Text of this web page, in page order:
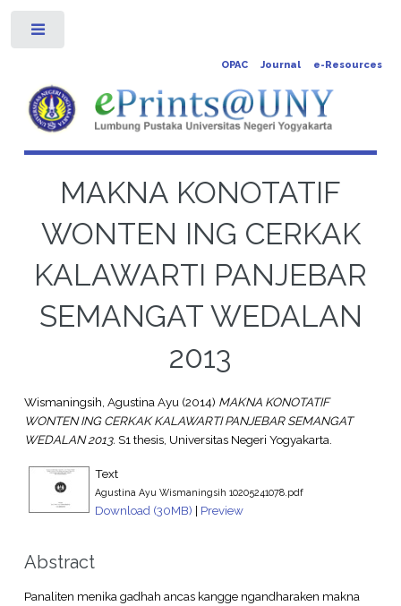
OPAC Journal e-Resources
MAKNA KONOTATIF
WONTEN ING CERKAK
KALAWARTI PANJEBAR
SEMANGAT WEDALAN
2013
Wismaningsih, Agustina Ayu(2014) MAKNA KONOTATIF
WONTEN ING CERKAK KALAWARTI PANJEBAR SEMANGAT
WEDALAN 2013. S1 thesis, Universitas Negeri Yogyakarta.
Text
Agustina Ayu Wismaningsih 10205241078.pdf
Download (30MB) | Preview
Abstract
Panaliten menika gadhah ancas kangge ngandharaken makna